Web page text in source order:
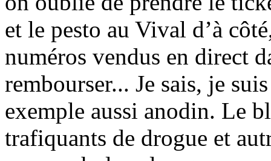
et le pesto au Vival d’à
numéros vendus en direct
rembourser... Je sais, je
exemple aussi anodin. Le
trafiquants de drogue et